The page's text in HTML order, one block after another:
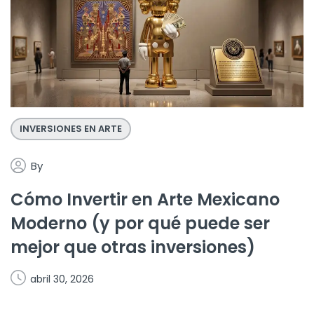
INVERSIONES EN ARTE
By
Cómo Invertir en Arte Mexicano
Moderno (y por qué puede ser
mejor que otras inversiones)
abril 30, 2026